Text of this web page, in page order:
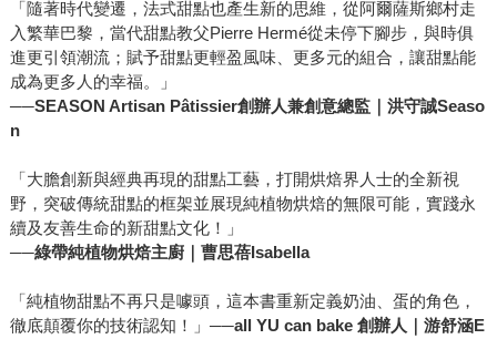
「隨著時代變遷，法式甜點也產生新的思維，從阿爾薩斯鄉村走
入繁華巴黎，當代甜點教父Pierre Hermé從未停下腳步，與時俱
進更引領潮流；賦予甜點更輕盈風味、更多元的組合，讓甜點能
成為更多人的幸福。」
──SEASON Artisan Pâtissier創辦人兼創意總監｜洪守誠Seaso
n
「大膽創新與經典再現的甜點工藝，打開烘焙界人士的全新視
野，突破傳統甜點的框架並展現純植物烘焙的無限可能，實踐永
續及友善生命的新甜點文化！」
──綠帶純植物烘焙主廚｜曹思蓓Isabella
「純植物甜點不再只是噱頭，這本書重新定義奶油、蛋的角色，
徹底顛覆你的技術認知！」 ──all YU can bake 創辦人｜游舒涵E